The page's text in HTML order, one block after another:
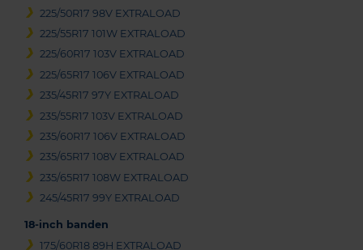
225/50R17 98V EXTRALOAD
225/55R17 101W EXTRALOAD
225/60R17 103V EXTRALOAD
225/65R17 106V EXTRALOAD
235/45R17 97Y EXTRALOAD
235/55R17 103V EXTRALOAD
235/60R17 106V EXTRALOAD
235/65R17 108V EXTRALOAD
235/65R17 108W EXTRALOAD
245/45R17 99Y EXTRALOAD
18-inch banden
175/60R18 89H EXTRALOAD